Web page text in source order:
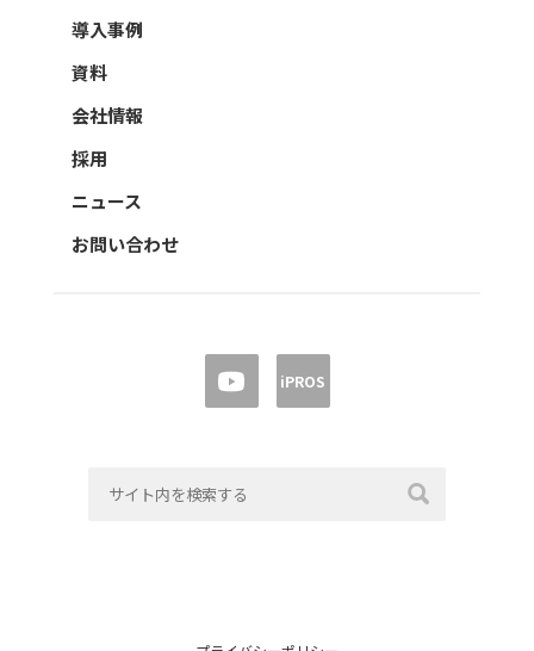
導入事例
資料
会社情報
採用
ニュース
お問い合わせ
iPROS